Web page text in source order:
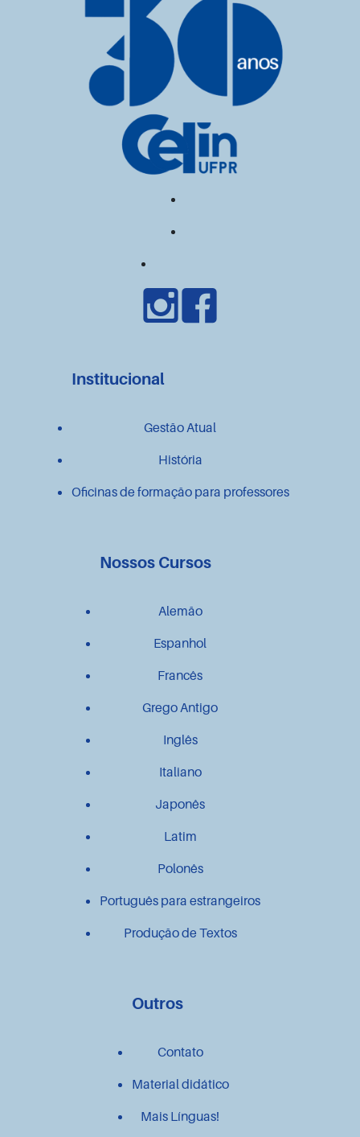
Institucional
Gestão Atual
História
Oficinas de formação para professores
Nossos Cursos
Alemão
Espanhol
Francês
Grego Antigo
Inglês
Italiano
Japonês
Latim
Polonês
Português para estrangeiros
Produção de Textos
Outros
Contato
Material didático
Mais Línguas!